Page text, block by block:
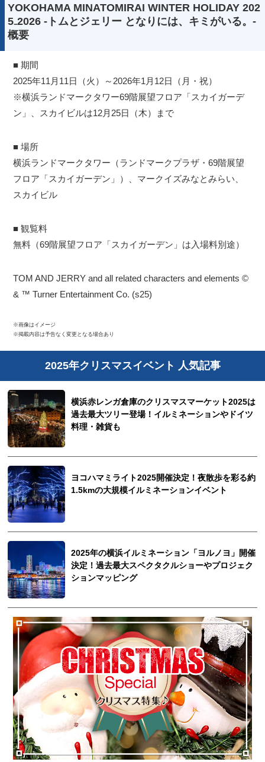
YOKOHAMA MINATOMIRAI WINTER HOLIDAY 202
5₋2026 -トムとジェリー となりには、キミがいる。-
概要
■ 期間
2025年11月11日（火）～2026年1月12日（月・祝）
※横浜ランドマークタワー69階展望フロア「スカイガーデ
ン」、スカイビルは12月25日（木）まで
■ 場所
横浜ランドマークタワー（ランドマークプラザ・69階展望
フロア「スカイガーデン」）、マークイズみなとみらい、
スカイビル
■ 観覧料
無料（69階展望フロア「スカイガーデン」は入場料別途）
TOM AND JERRY and all related characters and elements ©
& ™ Turner Entertainment Co. (s25)
※画像はイメージ
※掲載内容は予告なく変更となる場合あり
2025年クリスマスイベント 人気記事
横浜赤レンガ倉庫のクリスマスマーケット2025は
過去最大ツリー登場！イルミネーションやドイツ
料理・雑貨も
ヨコハマミライト2025開催決定！夜散歩を彩る約
1.5kmの大規模イルミネーションイベント
2025年の横浜イルミネーション「ヨルノヨ」開催
決定！過去最大スペクタクルショーやプロジェク
ションマッピング